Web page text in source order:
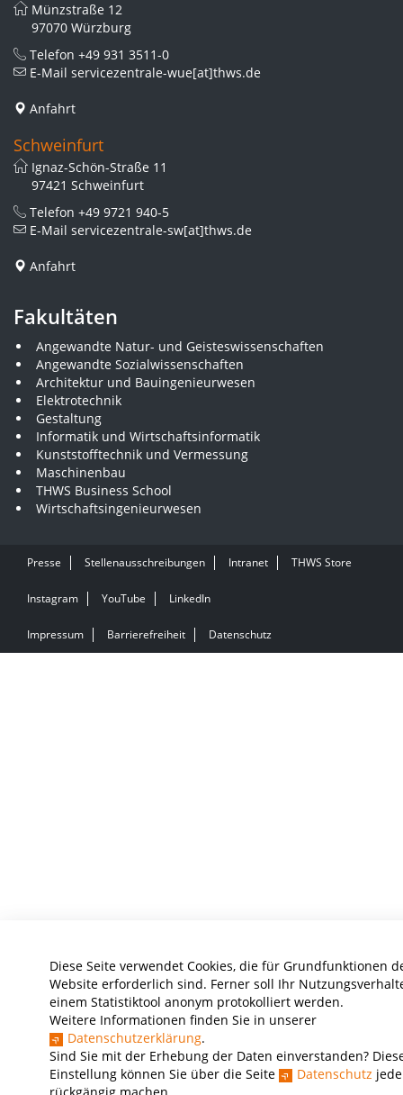
Diese Seite verwendet Cookies, die für Grundfunktionen
Website erforderlich sind. Ferner soll Ihr
einem Statistiktool anonym protokolliert werden.
Weitere Informationen finden Sie in unserer
Datenschutzerklärung.
Sind Sie mit der Erhebung der Daten einverstanden?
Einstellung können Sie über die Seite
Datenschutz
Münzstraße 12
97070 Würzburg
Telefon +49 931 3511-0
E-Mail servicezentrale-wue[at]thws.de
Anfahrt
Schweinfurt
Ignaz-Schön-Straße 11
97421 Schweinfurt
Telefon +49 9721 940-5
E-Mail servicezentrale-sw[at]thws.de
Anfahrt
Fakultäten
Angewandte Natur- und Geisteswissenschaften
Angewandte Sozialwissenschaften
Architektur und Bauingenieurwesen
Elektrotechnik
Gestaltung
Informatik und Wirtschaftsinformatik
Kunststofftechnik und Vermessung
Maschinenbau
THWS Business School
Wirtschaftsingenieurwesen
Presse Stellenausschreibungen Intranet THWS Store
Instagram YouTube LinkedIn
Impressum Barrierefreiheit Datenschutz